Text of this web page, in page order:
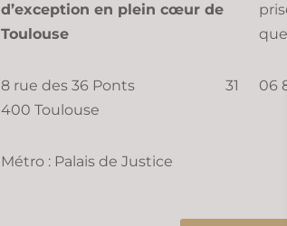
d’exception en plein cœur de
Toulouse
8 rue des 36 Ponts 31
400 Toulouse
Métro : Palais de Justice
06